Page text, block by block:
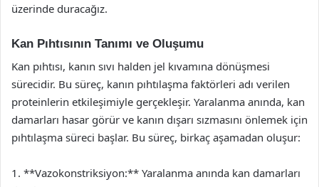
üzerinde duracağız.
Kan Pıhtısının Tanımı ve Oluşumu
Kan pıhtısı, kanın sıvı halden jel kıvamına dönüşmesi
sürecidir. Bu süreç, kanın pıhtılaşma faktörleri adı verilen
proteinlerin etkileşimiyle gerçekleşir. Yaralanma anında, kan
damarları hasar görür ve kanın dışarı sızmasını önlemek için
pıhtılaşma süreci başlar. Bu süreç, birkaç aşamadan oluşur:
1. **Vazokonstriksiyon:** Yaralanma anında kan damarları